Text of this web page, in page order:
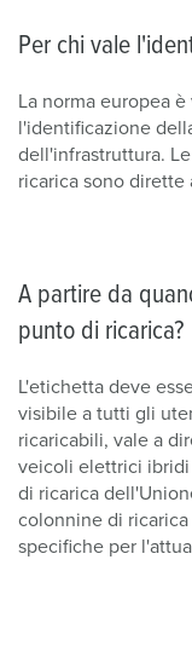
Per chi vale
La norma europea
l'identificazione
dell'infrastruttura.
ricarica sono dirette
A partire da
punto di ricarica?
L'etichetta deve
visibile a tutti gli
ricaricabili, vale a
veicoli elettrici
di ricarica
colonnine di
specifiche per